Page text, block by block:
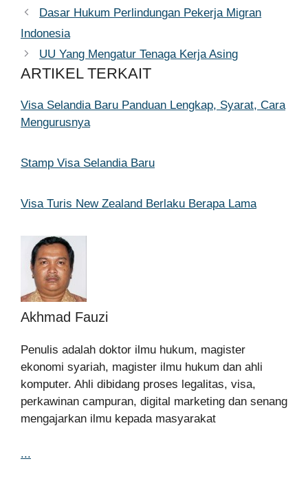
Dasar Hukum Perlindungan Pekerja Migran
Indonesia
UU Yang Mengatur Tenaga Kerja Asing
ARTIKEL TERKAIT
Visa Selandia Baru Panduan Lengkap, Syarat, Cara
Mengurusnya
Stamp Visa Selandia Baru
Visa Turis New Zealand Berlaku Berapa Lama
Akhmad Fauzi
Penulis adalah doktor ilmu hukum, magister
ekonomi syariah, magister ilmu hukum dan ahli
komputer. Ahli dibidang proses legalitas, visa,
perkawinan campuran, digital marketing dan senang
mengajarkan ilmu kepada masyarakat
...